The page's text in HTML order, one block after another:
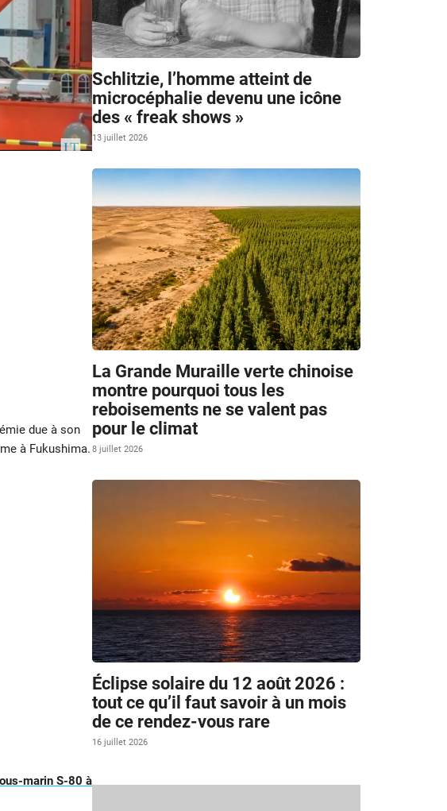
due à son
à Fukushima.
marin S-80 à
Schlitzie, l’homme atteint de
microcéphalie devenu une icône
des « freak shows »
13 juillet 2026
La Grande Muraille verte chinoise
montre pourquoi tous les
reboisements ne se valent pas
pour le climat
8 juillet 2026
Éclipse solaire du 12 août 2026 :
tout ce qu’il faut savoir à un mois
de ce rendez-vous rare
16 juillet 2026